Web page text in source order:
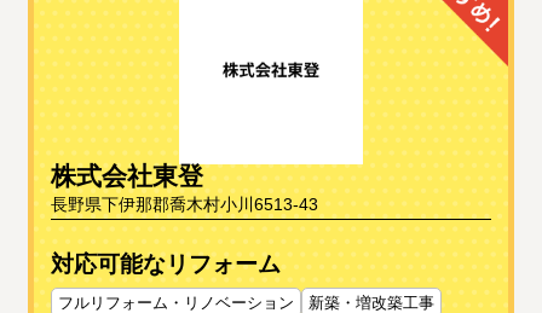
株式会社東登
長野県下伊那郡喬木村小川6513-43
対応可能なリフォーム
フルリフォーム・リノベーション
新築・増改築工事